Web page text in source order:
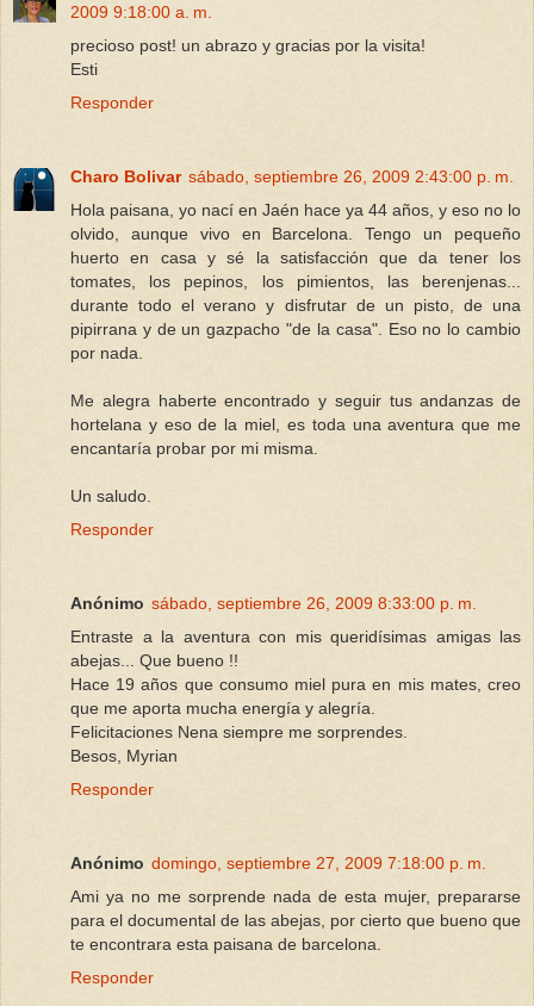
2009 9:18:00 a. m.
precioso post! un abrazo y gracias por la visita!
Esti
Responder
Charo Bolivar sábado, septiembre 26, 2009 2:43:00 p. m.
Hola paisana, yo nací en Jaén hace ya 44 años, y eso no lo
olvido, aunque vivo en Barcelona. Tengo un pequeño
huerto en casa y sé la satisfacción que da tener los
tomates, los pepinos, los pimientos, las berenjenas...
durante todo el verano y disfrutar de un pisto, de una
pipirrana y de un gazpacho "de la casa". Eso no lo cambio
por nada.
Me alegra haberte encontrado y seguir tus andanzas de
hortelana y eso de la miel, es toda una aventura que me
encantaría probar por mi misma.
Un saludo.
Responder
Anónimo sábado, septiembre 26, 2009 8:33:00 p. m.
Entraste a la aventura con mis queridísimas amigas las
abejas... Que bueno !!
Hace 19 años que consumo miel pura en mis mates, creo
que me aporta mucha energía y alegría.
Felicitaciones Nena siempre me sorprendes.
Besos, Myrian
Responder
Anónimo domingo, septiembre 27, 2009 7:18:00 p. m.
Ami ya no me sorprende nada de esta mujer, prepararse
para el documental de las abejas, por cierto que bueno que
te encontrara esta paisana de barcelona.
Responder